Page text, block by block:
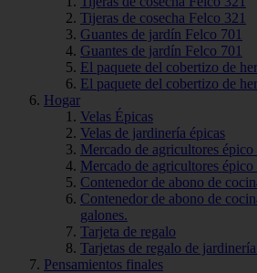
Tijeras de cosecha Felco 321
Guantes de jardín Felco 701
Guantes de jardín Felco 701
El paquete del cobertizo de
El paquete del cobertizo de
Hogar
Velas Épicas
Velas de jardinería épicas
Mercado de agricultores épico
Mercado de agricultores épico
Contenedor de abono de
Contenedor de abono de
galones.
Tarjeta de regalo
Tarjetas de regalo de
Pensamientos finales